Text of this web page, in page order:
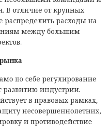
отличие от крупных
расходы на
между большим
по себе регулирование
развитию индустрии.
в правовых рамках,
несовершеннолетних,
и противодействие